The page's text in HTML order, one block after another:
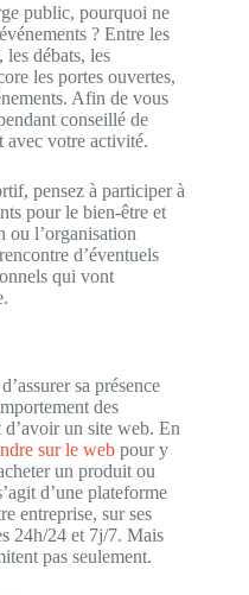
public, pourquoi ne
? Entre les
les débats, les
les portes ouvertes,
Afin de vous
conseillé de
avec votre activité.
pensez à participer à
pour le bien-être et
ou l’organisation
d’éventuels
qui vont
sa présence
des
d’avoir un site web. En
sur le web pour y
un produit ou
d’une plateforme
entreprise, sur ses
24h/24 et 7j/7. Mais
pas seulement.